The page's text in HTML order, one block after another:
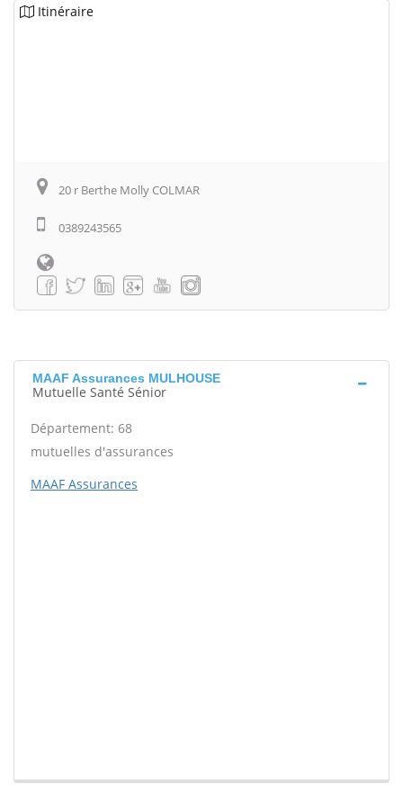
Itinéraire
20 r Berthe Molly COLMAR
0389243565
MAAF Assurances MULHOUSE
Mutuelle Santé Sénior
Département: 68
mutuelles d'assurances
MAAF Assurances